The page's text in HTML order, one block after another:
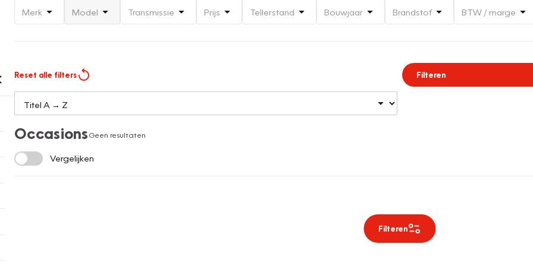
Merk Model Transmissie Prijs Tellerstand Bouwjaar Brandstof BTW / marge
Reset alle filters Filteren
OccasionsGeen resultaten
Vergelijken
Filteren